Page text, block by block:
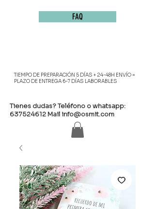
FAQ
TIEMPO DE PREPARACIÓN 5 DÍAS + 24-48H ENVÍO =
PLAZO DE ENTREGA 6-7 DÍAS LABORABLES
Tienes dudas? Teléfono o whatsapp:
637524612 Mail info@osmit.com